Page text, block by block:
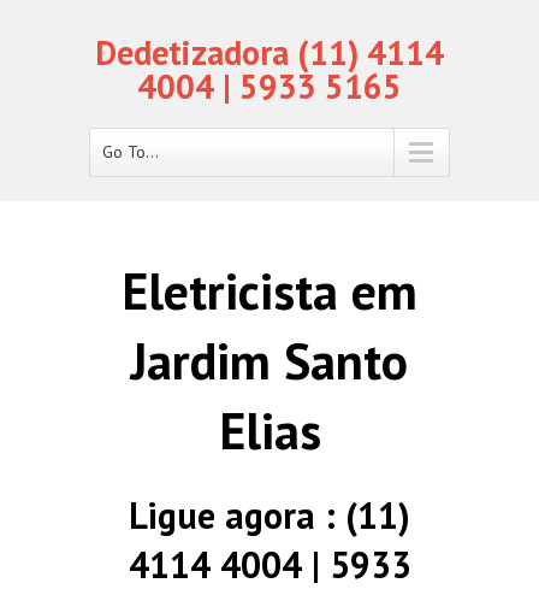
Dedetizadora (11) 4114
4004 | 5933 5165
Go To...
Eletricista em
Jardim Santo
Elias
Ligue agora : (11)
4114 4004 | 5933